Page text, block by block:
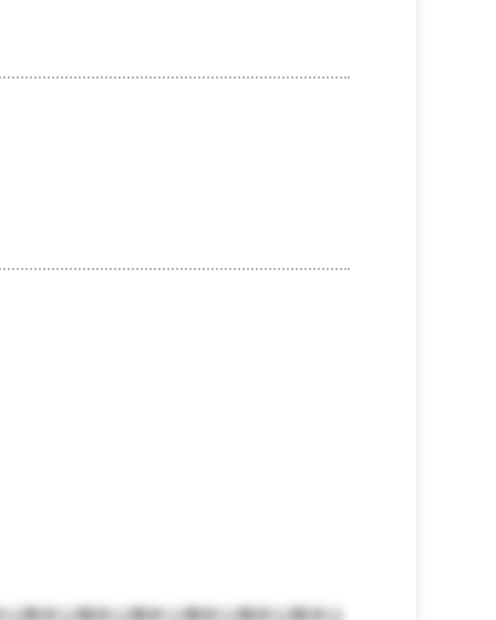
開非公開非公開非公開非公開非公開非公